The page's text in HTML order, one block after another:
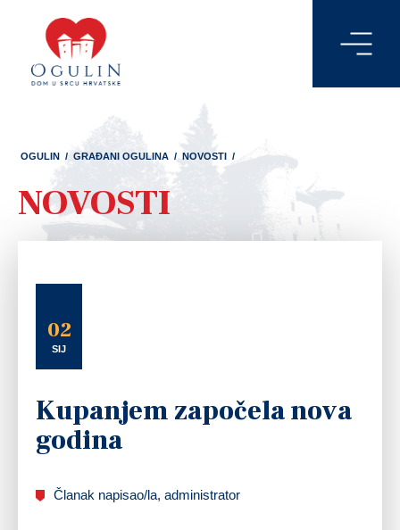
OGULIN / GRAĐANI OGULINA / NOVOSTI /
NOVOSTI
02
SIJ
Kupanjem započela nova
godina
Članak napisao/la, administrator